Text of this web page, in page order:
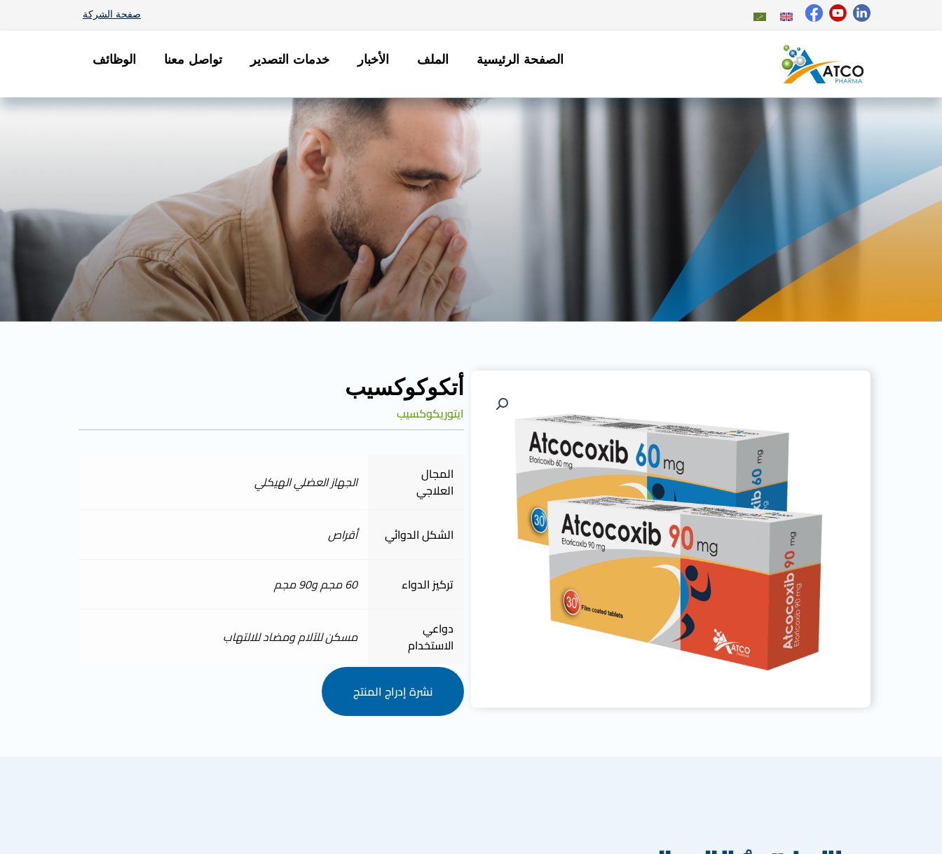
صفحة الشركة
الصفحة الرئيسية الملف الأخبار خدمات التصدير تواصل معنا الوظائف
أتكوكوكسيب
ايتوريكوكسيب
المجال
العلاجي
الجهاز العضلي الهيكلي
الشكل الدوائي أقراص
تركيز الدواء 60 مجم و90 مجم
دواعي
الاستخدام
مسكن للآلام ومضاد للالتهاب
نشرة إدراج المنتج